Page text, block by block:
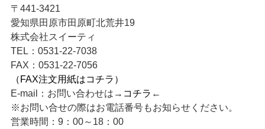
〒441-3421
愛知県田原市田原町北荒井19
株式会社スイーティ
TEL：0531-22-7038
FAX：0531-22-7056
（FAX注文用紙はコチラ）
E-mail：お問い合わせは→ コチラ ←
※お問い合せの際はお電話番号もお知らせください。
営業時間：9：00～18：00